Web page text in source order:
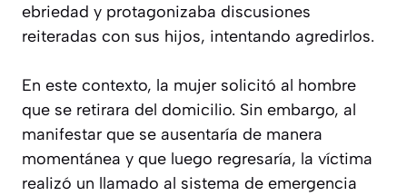
ebriedad y protagonizaba discusiones
reiteradas con sus hijos, intentando agredirlos.
En este contexto, la mujer solicitó al hombre
que se retirara del domicilio. Sin embargo, al
manifestar que se ausentaría de manera
momentánea y que luego regresaría, la víctima
realizó un llamado al sistema de emergencia